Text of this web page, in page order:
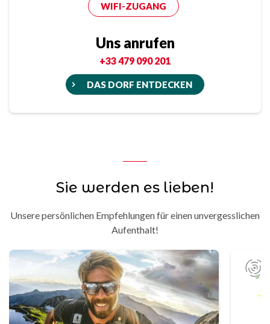
WIFI-ZUGANG
Uns anrufen
+33 479 090 201
DAS DORF ENTDECKEN
Sie werden es lieben!
Unsere persönlichen Empfehlungen für einen unvergesslichen
Aufenthalt!